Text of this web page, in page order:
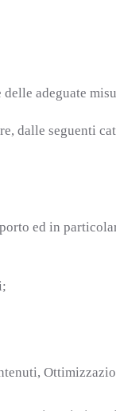
adeguate
dalle seguenti
ed in